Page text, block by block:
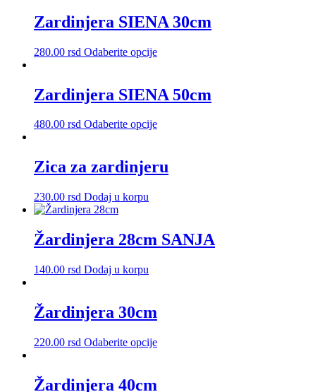
više
varijanti.
mogu
na
stranici
Zardinjera SIENA 30cm
280.00 rsd Odaberite opcijeOvaj
više
varijanti.
mogu
na
stranici
Zardinjera SIENA 50cm
480.00 rsd Odaberite opcijeOvaj
više
varijanti.
na
stranici
Zica za zardinjeru
230.00 rsd Dodaj u korpu
Žardinjera 28cm SANJA
140.00 rsd Dodaj u korpu
Žardinjera 30cm
220.00 rsd Odaberite opcijeOvaj
Žardinjera 40cm